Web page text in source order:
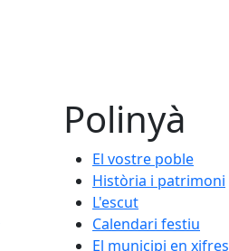
Polinyà
El vostre poble
Història i patrimoni
L'escut
Calendari festiu
El municipi en xifres